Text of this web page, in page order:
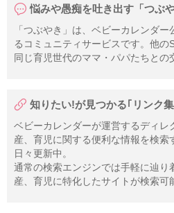
悩みや愚痴を吐き出す「つぶや
「つぶやき」は、ベビーカレンダ
るコミュニティサービスです。他
同じ育児世代のママ・パパたちとの
知りたい!が見つかる｢リンク
ベビーカレンダーが運営するディレ
産、育児に関する便利な情報を検索
日々更新中。
通常の検索エンジンでは手軽に辿り
産、育児に特化したサイトが検索可